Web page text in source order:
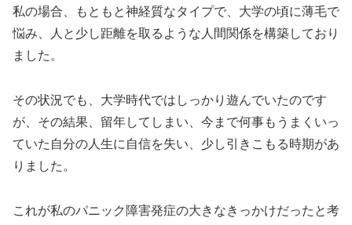
私の場合、もともと神経質なタイプで、大学の頃に薄毛で
悩み、人と少し距離を取るような人間関係を構築しており
ました。
その状況でも、大学時代ではしっかり遊んでいたのです
が、その結果、留年してしまい、今まで何事もうまくいっ
ていた自分の人生に自信を失い、少し引きこもる時期があ
りました。
これが私のパニック障害発症の大きなきっかけだったと考